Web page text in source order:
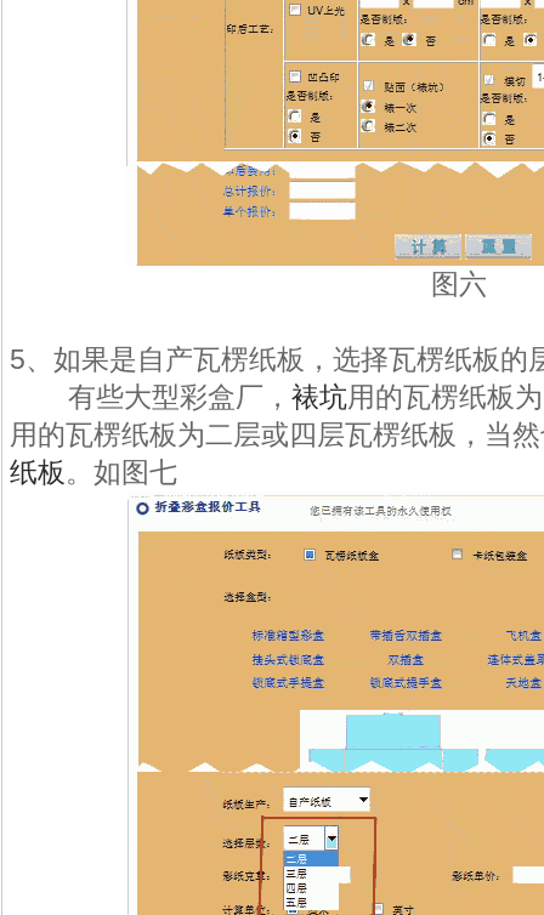
图六
5、如果是自产瓦楞纸板，选择瓦楞纸板的
有些大型彩盒厂， 裱坑用的瓦楞纸板
用的瓦楞纸板为二层或四层瓦楞纸板，当
纸板 。如图七